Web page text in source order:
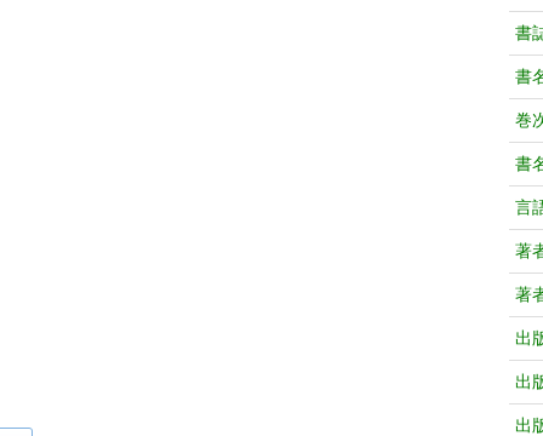
書
書
巻
書
言
著
著
出
出
出